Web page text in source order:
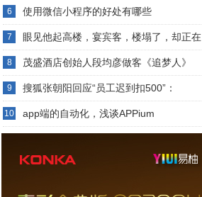
6 使用微信小程序的好处有哪些
7 眼见他起高楼，宴宾客，楼塌了，却正在
8 茂盛酒店创始人段均彦做客《追梦人》
9 搜狐张朝阳回应“员工迟到扣500”：
10 app端的自动化，浅谈APPium